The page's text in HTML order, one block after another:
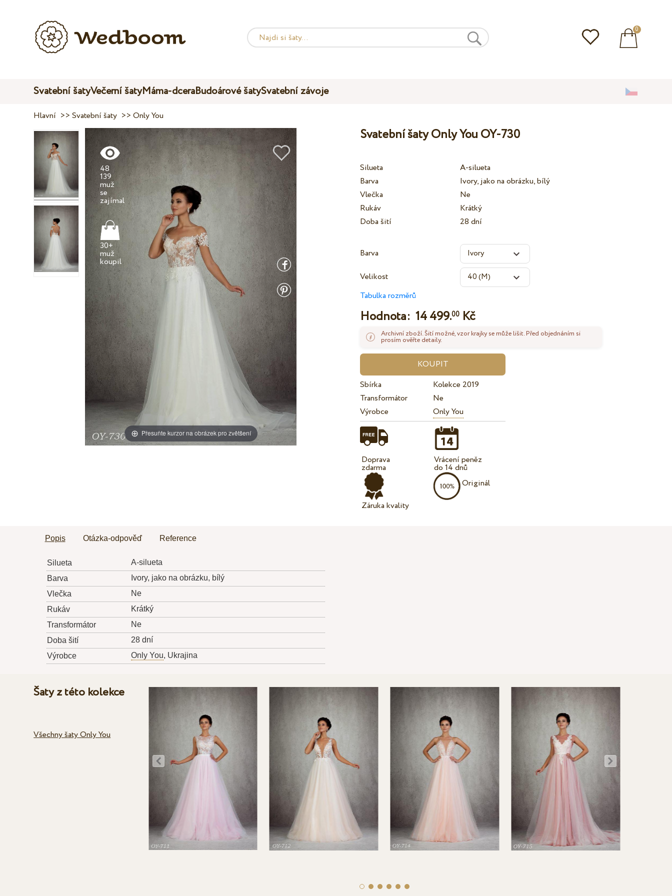
0
Svatební šatyVečerní šatyMáma-dceraBudoárové šatySvatební závoje
Hlavní >>Svatební šaty >>Only You
Přesuňte kurzor na obrázek pro zvětšení
48
139
muž
se
30+
muž
Svatební šaty Only You OY-730
Silueta
A-silueta
Barva
Ivory, jako na obrázku, bílý
Vlečka
Ne
Rukáv
Krátký
Doba šití
28 dní
Barva
Velikost
Tabulka rozměrů
Hodnota:14 499.00 Kč
Archivní zboží. Šití možné, vzor krajky se může lišit. Před objednáním si
prosím ověřte detaily.
Sbírka
Kolekce 2019
Transformátor
Ne
Výrobce
Only You
Doprava
zdarma
Záruka kvality
Vrácení peněz
do 14 dnů
Originál
Popis Otázka-odpověď Reference
Silueta
A-silueta
Barva
Ivory, jako na obrázku, bílý
Vlečka
Ne
Rukáv
Krátký
Transformátor
Ne
Doba šití
28 dní
Výrobce
Only You, Ukrajina
Šaty z této kolekce
Všechny šaty Only You